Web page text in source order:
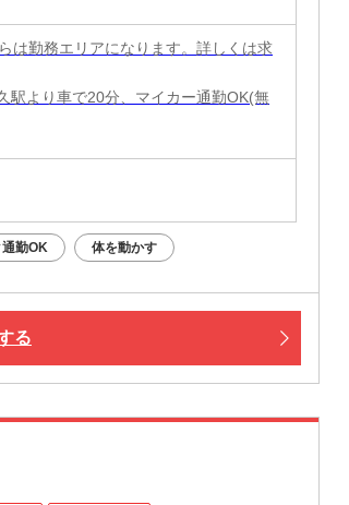
は勤務エリアになります。詳しくは求
駅より車で20分、マイカー通勤OK(無
勤OK 体を動かす
る